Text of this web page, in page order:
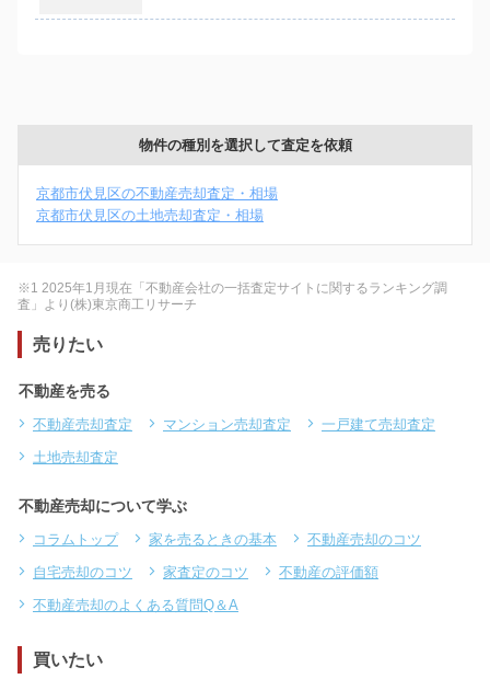
物件の種別を選択して査定を依頼
京都市伏見区の不動産売却査定・相場
京都市伏見区の土地売却査定・相場
※1 2025年1月現在「不動産会社の一括査定サイトに関するランキング調
査」より(株)東京商工リサーチ
売りたい
不動産を売る
不動産売却査定 マンション売却査定
一戸建て売却査定
土地売却査定
不動産売却について学ぶ
コラムトップ 家を売るときの基本
不動産売却のコツ
自宅売却のコツ
家査定のコツ
不動産の評価額
不動産売却のよくある質問Q＆A
買いたい